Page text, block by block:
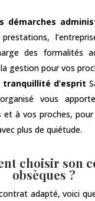
démarches
des formalités
gestion pour vos
tranquillité d’esprit
vous
et à vos proches,
plus de quiétude.
choisir son
obsèques ?
adapté, voici